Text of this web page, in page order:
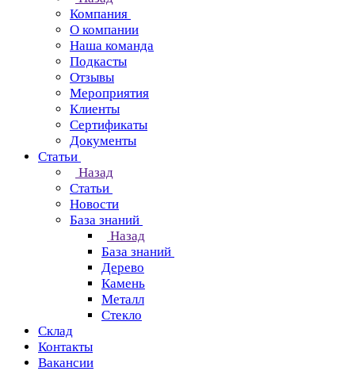
Компания
О компании
Наша команда
Подкасты
Отзывы
Мероприятия
Клиенты
Сертификаты
Документы
Статьи
Назад
Статьи
Новости
База знаний
Назад
База знаний
Дерево
Камень
Металл
Стекло
Склад
Контакты
Вакансии